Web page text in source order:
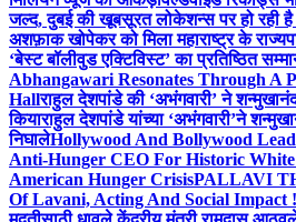
जल्द, दुबई की खूबसूरत लोकेशन्स पर हो रही है
अशफ़ाक खोपेकर को मिला महाराष्ट्र के
‘बेस्ट बॉलीवुड एक्टिविस्ट’ का प्रतिष्ठित
Abhangawari Resonates Through A
Hallराहुल देशपांडे की ‘अभंगवारी’ ने
कियाराहुल देशपांडे यांच्या ‘अभंगवारी’ने
निघालेHollywood And Bollywood
Anti-Hunger CEO For Historic White
American Hunger CrisisPALLAVI
Of Lavani, Acting And Social Impact !